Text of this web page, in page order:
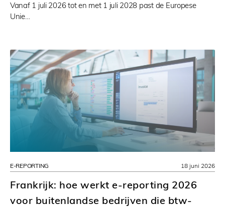
Vanaf 1 juli 2026 tot en met 1 juli 2028 past de Europese
Unie…
E-REPORTING
Frankrijk: hoe werkt e-reporting 2026
voor buitenlandse bedrijven die btw-
18 juni 2026